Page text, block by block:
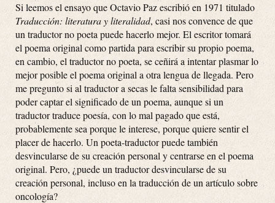
Si leemos el ensayo que Octavio Paz escribió en 1971 titulado
Traducción: literatura y literalidad, casi nos convence de que
un traductor no poeta puede hacerlo mejor. El escritor tomará
el poema original como partida para escribir su propio poema,
en cambio, el traductor no poeta, se ceñirá a intentar plasmar lo
mejor posible el poema original a otra lengua de llegada. Pero
me pregunto si al traductor a secas le falta sensibilidad para
poder captar el significado de un poema, aunque si un
traductor traduce poesía, con lo mal pagado que está,
probablemente sea porque le interese, porque quiere sentir el
placer de hacerlo. Un poeta-traductor puede también
desvincularse de su creación personal y centrarse en el poema
original. Pero, ¿puede un traductor desvincularse de su
creación personal, incluso en la traducción de un artículo sobre
oncología?